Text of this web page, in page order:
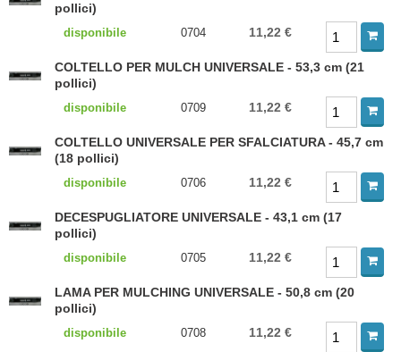
pollici)
disponibile 0704 11,22 €
COLTELLO PER MULCH UNIVERSALE - 53,3 cm (21
pollici)
disponibile 0709 11,22 €
COLTELLO UNIVERSALE PER SFALCIATURA - 45,7 cm
(18 pollici)
disponibile 0706 11,22 €
DECESPUGLIATORE UNIVERSALE - 43,1 cm (17
pollici)
disponibile 0705 11,22 €
LAMA PER MULCHING UNIVERSALE - 50,8 cm (20
pollici)
disponibile 0708 11,22 €